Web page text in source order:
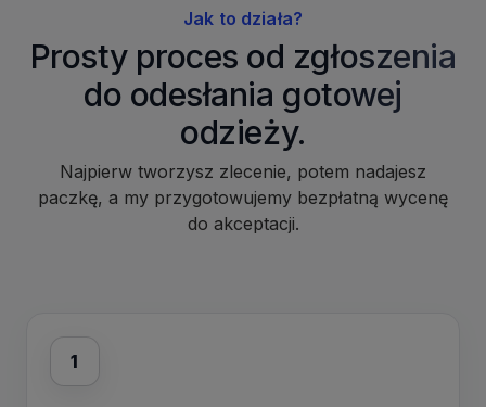
Jak to działa?
Prosty proces od zgłoszenia
do odesłania gotowej
odzieży.
Najpierw tworzysz zlecenie, potem nadajesz
paczkę, a my przygotowujemy bezpłatną wycenę
do akceptacji.
1